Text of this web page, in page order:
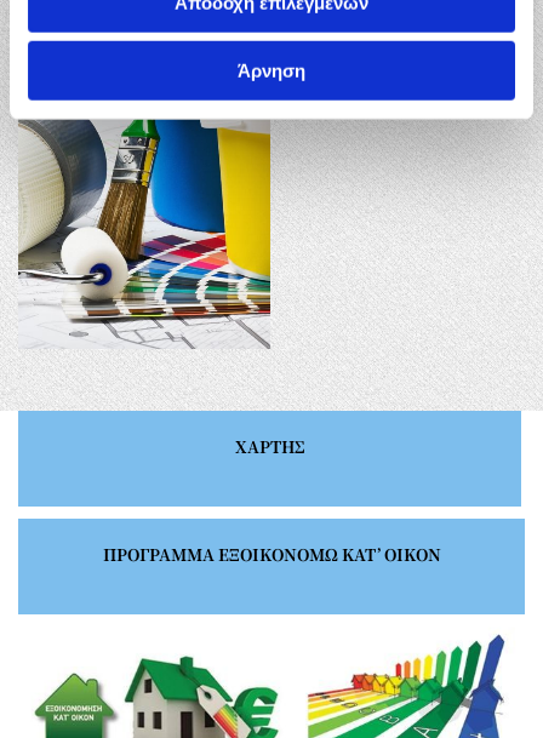
Άρνηση
ΧΑΡΤΗΣ
ΠΡΟΓΡΑΜΜΑ ΕΞΟΙΚΟΝΟΜΩ ΚΑΤ’ ΟΙΚΟΝ